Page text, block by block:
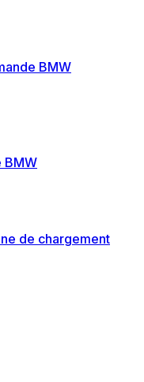
BMW
BMW
de chargement